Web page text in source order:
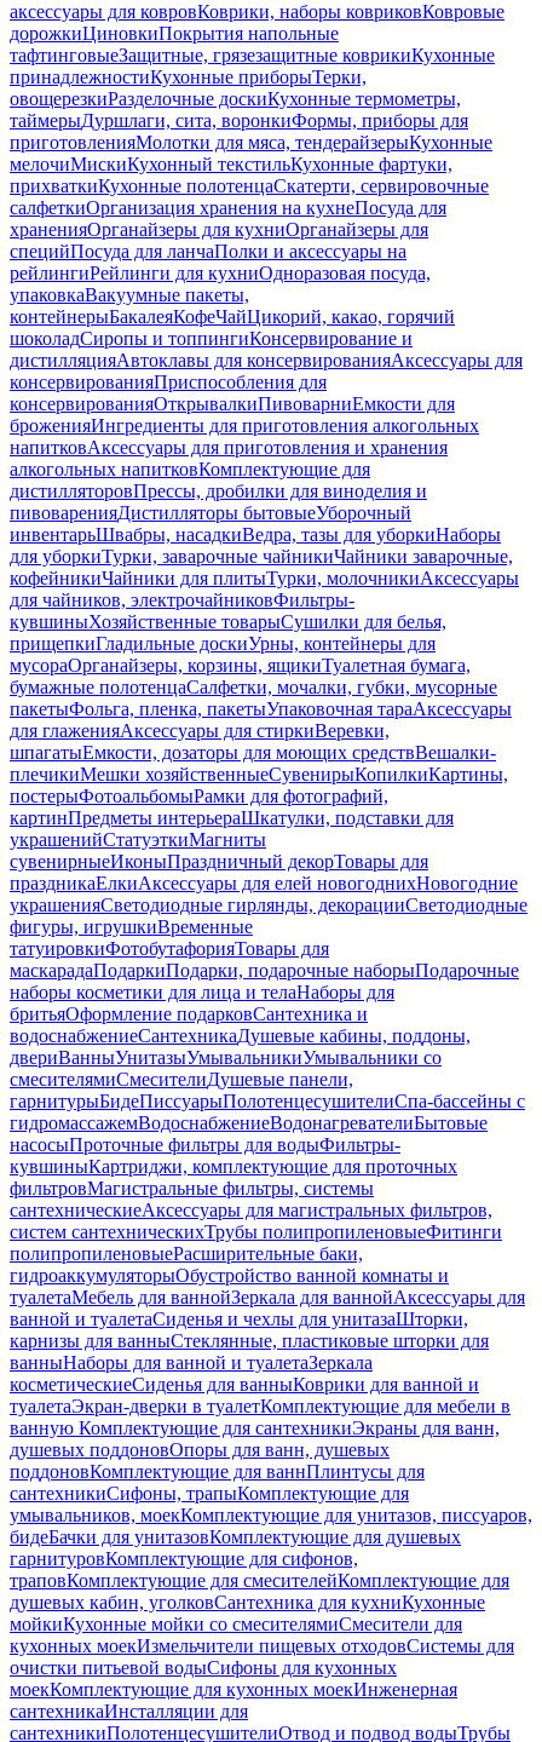
аксессуары для ковровКоврики, наборы ковриковКовровые
дорожкиЦиновкиПокрытия напольные
тафтинговыеЗащитные, грязезащитные коврикиКухонные
принадлежностиКухонные приборыТерки,
овощерезкиРазделочные доскиКухонные термометры,
таймерыДуршлаги, сита, воронкиФормы, приборы для
приготовленияМолотки для мяса, тендерайзерыКухонные
мелочиМискиКухонный текстильКухонные фартуки,
прихваткиКухонные полотенцаСкатерти, сервировочные
салфеткиОрганизация хранения на кухнеПосуда для
храненияОрганайзеры для кухниОрганайзеры для
специйПосуда для ланчаПолки и аксессуары на
рейлингиРейлинги для кухниОдноразовая посуда,
упаковкаВакуумные пакеты,
контейнерыБакалеяКофеЧайЦикорий, какао, горячий
шоколадСиропы и топпингиКонсервирование и
дистилляцияАвтоклавы для консервированияАксессуары для
консервированияПриспособления для
консервированияОткрывалкиПивоварниЕмкости для
броженияИнгредиенты для приготовления алкогольных
напитковАксессуары для приготовления и хранения
алкогольных напитковКомплектующие для
дистилляторовПрессы, дробилки для виноделия и
пивоваренияДистилляторы бытовыеУборочный
инвентарьШвабры, насадкиВедра, тазы для уборкиНаборы
для уборкиТурки, заварочные чайникиЧайники заварочные,
кофейникиЧайники для плитыТурки, молочникиАксессуары
для чайников, электрочайниковФильтры-
кувшиныХозяйственные товарыСушилки для белья,
прищепкиГладильные доскиУрны, контейнеры для
мусораОрганайзеры, корзины, ящикиТуалетная бумага,
бумажные полотенцаСалфетки, мочалки, губки, мусорные
пакетыФольга, пленка, пакетыУпаковочная тараАксессуары
для глаженияАксессуары для стиркиВеревки,
шпагатыЕмкости, дозаторы для моющих средствВешалки-
плечикиМешки хозяйственныеСувенирыКопилкиКартины,
постерыФотоальбомыРамки для фотографий,
картинПредметы интерьераШкатулки, подставки для
украшенийСтатуэткиМагниты
сувенирныеИконыПраздничный декорТовары для
праздникаЕлкиАксессуары для елей новогоднихНовогодние
украшенияСветодиодные гирлянды, декорацииСветодиодные
фигуры, игрушкиВременные
татуировкиФотобутафорияТовары для
маскарадаПодаркиПодарки, подарочные наборыПодарочные
наборы косметики для лица и телаНаборы для
бритьяОформление подарковСантехника и
водоснабжениеСантехникаДушевые кабины, поддоны,
двериВанныУнитазыУмывальникиУмывальники со
смесителямиСмесителиДушевые панели,
гарнитурыБидеПиссуарыПолотенцесушителиСпа-бассейны с
гидромассажемВодоснабжениеВодонагревателиБытовые
насосыПроточные фильтры для водыФильтры-
кувшиныКартриджи, комплектующие для проточных
фильтровМагистральные фильтры, системы
сантехническиеАксессуары для магистральных фильтров,
систем сантехническихТрубы полипропиленовыеФитинги
полипропиленовыеРасширительные баки,
гидроаккумуляторыОбустройство ванной комнаты и
туалетаМебель для ваннойЗеркала для ваннойАксессуары для
ванной и туалетаСиденья и чехлы для унитазаШторки,
карнизы для ванныСтеклянные, пластиковые шторки для
ванныНаборы для ванной и туалетаЗеркала
косметическиеСиденья для ванныКоврики для ванной и
туалетаЭкран-дверки в туалетКомплектующие для мебели в
ванную Комплектующие для сантехникиЭкраны для ванн,
душевых поддоновОпоры для ванн, душевых
поддоновКомплектующие для ваннПлинтусы для
сантехникиСифоны, трапыКомплектующие для
умывальников, моекКомплектующие для унитазов, писсуаров,
бидеБачки для унитазовКомплектующие для душевых
гарнитуровКомплектующие для сифонов,
траповКомплектующие для смесителейКомплектующие для
душевых кабин, уголковСантехника для кухниКухонные
мойкиКухонные мойки со смесителямиСмесители для
кухонных моекИзмельчители пищевых отходовСистемы для
очистки питьевой водыСифоны для кухонных
моекКомплектующие для кухонных моекИнженерная
сантехникаИнсталляции для
сантехникиПолотенцесушителиОтвод и подвод водыТрубы